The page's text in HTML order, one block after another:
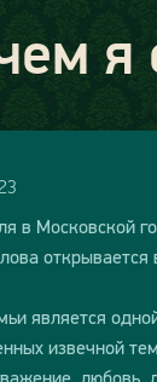
в Московской
открывается
является
извечной
любовь,